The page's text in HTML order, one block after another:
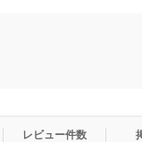
レビュー件数